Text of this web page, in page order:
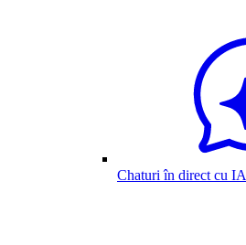
Chaturi în direct cu IA